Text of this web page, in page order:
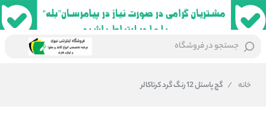
جستجو در فروشگاه
خانه / گچ پاستل 12 رنگ گرد کرتاکالر